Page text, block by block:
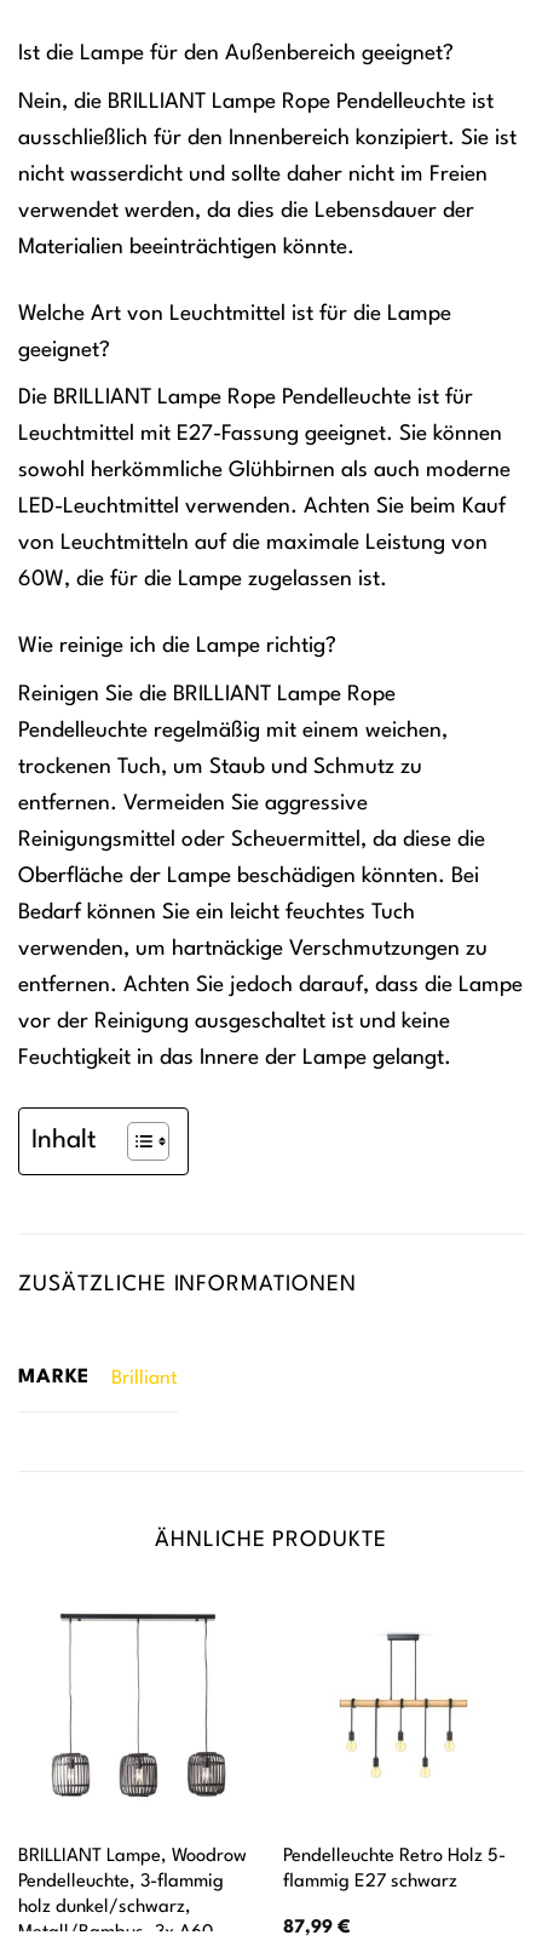
Ist die Lampe für den Außenbereich geeignet?
Nein, die BRILLIANT Lampe Rope Pendelleuchte ist
ausschließlich für den Innenbereich konzipiert. Sie ist
nicht wasserdicht und sollte daher nicht im Freien
verwendet werden, da dies die Lebensdauer der
Materialien beeinträchtigen könnte.
Welche Art von Leuchtmittel ist für die Lampe
geeignet?
Die BRILLIANT Lampe Rope Pendelleuchte ist für
Leuchtmittel mit E27-Fassung geeignet. Sie können
sowohl herkömmliche Glühbirnen als auch moderne
LED-Leuchtmittel verwenden. Achten Sie beim Kauf
von Leuchtmitteln auf die maximale Leistung von
60W, die für die Lampe zugelassen ist.
Wie reinige ich die Lampe richtig?
Reinigen Sie die BRILLIANT Lampe Rope
Pendelleuchte regelmäßig mit einem weichen,
trockenen Tuch, um Staub und Schmutz zu
entfernen. Vermeiden Sie aggressive
Reinigungsmittel oder Scheuermittel, da diese die
Oberfläche der Lampe beschädigen könnten. Bei
Bedarf können Sie ein leicht feuchtes Tuch
verwenden, um hartnäckige Verschmutzungen zu
entfernen. Achten Sie jedoch darauf, dass die Lampe
vor der Reinigung ausgeschaltet ist und keine
Feuchtigkeit in das Innere der Lampe gelangt.
Inhalt
ZUSÄTZLICHE INFORMATIONEN
MARKE Brilliant
ÄHNLICHE PRODUKTE
BRILLIANT Lampe, Woodrow
Pendelleuchte, 3-flammig
holz dunkel/schwarz,
Metall/Bambus, 3x A60,
Pendelleuchte Retro Holz 5-
flammig E27 schwarz
87,99 €